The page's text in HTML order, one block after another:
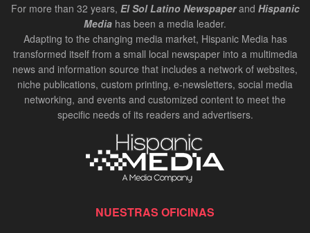
For more than 32 years, El Sol Latino Newspaperand Hispanic
Media has been a media leader.
Adapting to the changing media market, Hispanic Media has
transformed itself from a small local newspaper into a multimedia
news and information source that includes a network of websites,
niche publications, custom printing, e-newsletters, social media
networking, and events and customized content to meet the
specific needs of its readers and advertisers.
NUESTRAS OFICINAS